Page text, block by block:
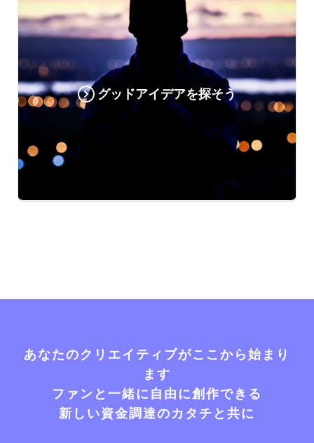
グッドアイデアを探そう
あなたのクリエイティブがここから始まり
ます
ファンと一緒に自由に創作できる
新しい資金調達のカタチと共に